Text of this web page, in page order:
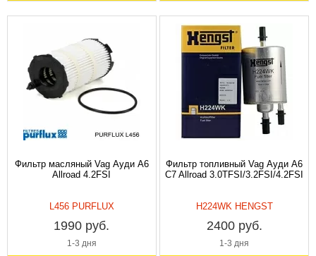
Фильтр масляный Vag Ауди A6
Allroad 4.2FSI
L456 PURFLUX
1990 руб.
1-3 дня
Фильтр топливный Vag Ауди A6
C7 Allroad 3.0TFSI/3.2FSI/4.2FSI
H224WK HENGST
2400 руб.
1-3 дня